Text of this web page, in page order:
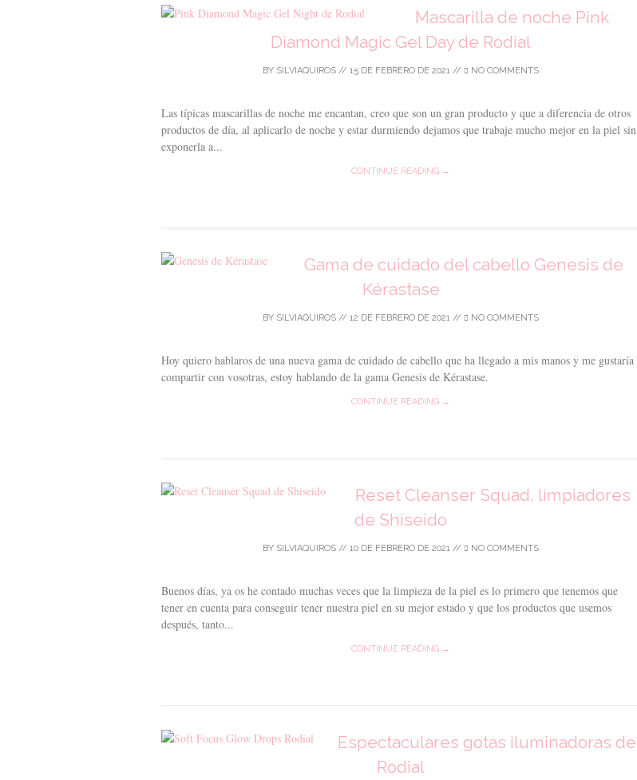
Mascarilla de noche Pink
Diamond Magic Gel Day de Rodial
BY SILVIAQUIROS // 15 DE FEBRERO DE 2021 // NO COMMENTS
Las típicas mascarillas de noche me encantan, creo que son un gran producto y que a diferencia de otros
productos de día, al aplicarlo de noche y estar durmiendo dejamos que trabaje mucho mejor en la piel sin
exponerla a...
CONTINUE READING →
Gama de cuidado del cabello Genesis de
Kérastase
BY SILVIAQUIROS // 12 DE FEBRERO DE 2021 // NO COMMENTS
Hoy quiero hablaros de una nueva gama de cuidado de cabello que ha llegado a mis manos y me gustaría
compartir con vosotras, estoy hablando de la gama Genesis de Kérastase.
CONTINUE READING →
Reset Cleanser Squad, limpiadores
de Shiseido
BY SILVIAQUIROS // 10 DE FEBRERO DE 2021 // NO COMMENTS
Buenos días, ya os he contado muchas veces que la limpieza de la piel es lo primero que tenemos que
tener en cuenta para conseguir tener nuestra piel en su mejor estado y que los productos que usemos
después, tanto...
CONTINUE READING →
Espectaculares gotas iluminadoras de
Rodial